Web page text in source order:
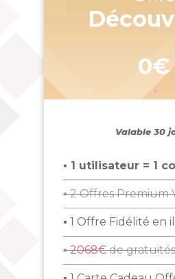
0€
Valable 30
▪ 1 utilisateur = 1
▪ 2 Offres Premium
▪ 1 Offre Fidélité en
▪2068€de gratuités